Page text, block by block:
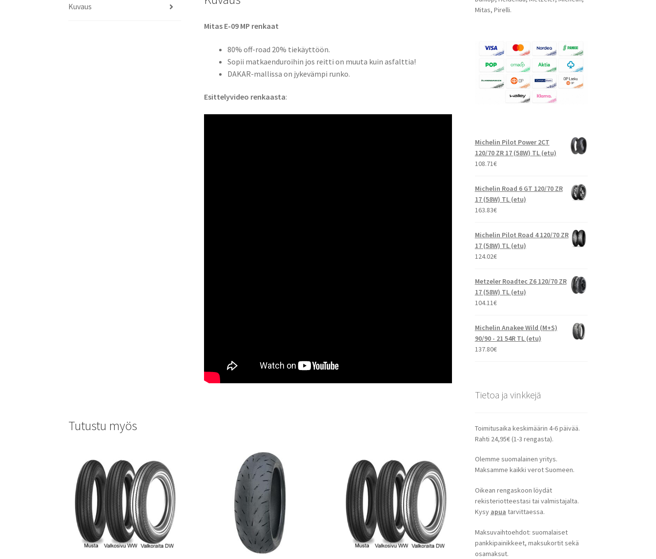
Kuvaus
Mitas E-09 MP renkaat
80% off-road 20% tiekäyttöön.
Sopii matkaenduroihin jos reitti on muuta kuin asfalttia!
DAKAR-mallissa on jykevämpi runko.
Esittelyvideo renkaasta:
Tutustu myös
Mitas, Pirelli.
Michelin Pilot Power 2CT
120/70 ZR 17 (58W) TL (etu)
108.71€
Michelin Road 6 GT 120/70 ZR
17 (58W) TL (etu)
163.83€
Michelin Pilot Road 4 120/70 ZR
17 (58W) TL (etu)
124.02€
Metzeler Roadtec Z6 120/70 ZR
17 (58W) TL (etu)
104.11€
Michelin Anakee Wild (M+S)
90/90 - 21 54R TL (etu)
137.80€
Tietoa ja vinkkejä
Toimitusaika keskimäärin 4-6 päivää.
Rahti 24,95€ (1-3 rengasta).
Olemme suomalainen yritys.
Maksamme kaikki verot Suomeen.
Oikean rengaskoon löydät
rekisteriotteestasi tai valmistajalta.
Kysy apua tarvittaessa.
Maksuvaihtoehdot: suomalaiset
pankkipainikkeet, maksukortit sekä
osamaksut.